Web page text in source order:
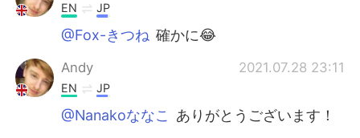
EN JP
@Fox-きつね 確かに😂
Andy 2021.07.28 23:11
EN JP
@Nanakoななこ ありがとうございます！